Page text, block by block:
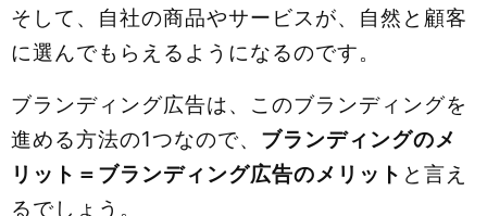
そして、自社の商品やサービスが、自然と顧客
に選んでもらえるようになるのです。
ブランディング広告は、このブランディングを
進める方法の1つなので、 ブランディングのメ
リット＝ブランディング広告のメリット と言え
るでしょう。